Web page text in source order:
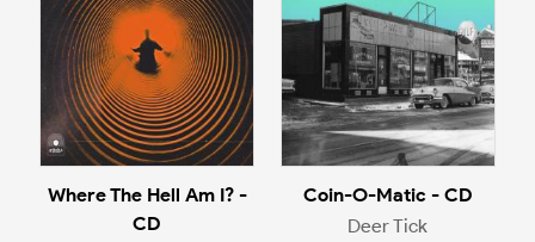
Where The Hell Am I? -
CD
Coin-O-Matic - CD
Deer Tick